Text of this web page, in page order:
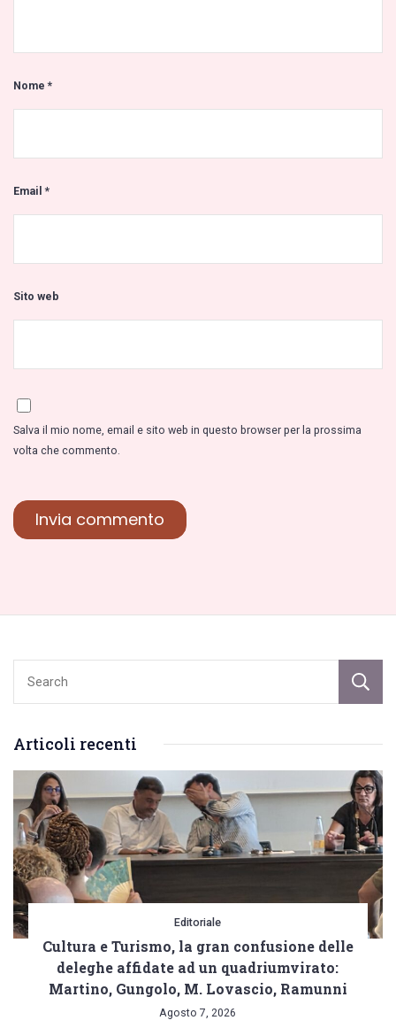
Nome*
Email*
Sito web
Salva il mio nome, email e sito web in questo browser per la prossima
volta che commento.
Articoli recenti
Editoriale
Cultura e Turismo, la gran confusione delle
deleghe affidate ad un quadriumvirato:
Martino, Gungolo, M. Lovascio, Ramunni
Agosto 7, 2026